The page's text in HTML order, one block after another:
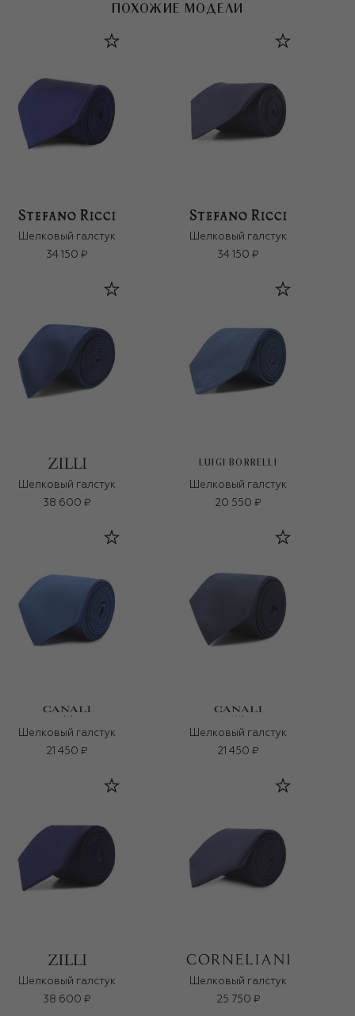
ПОХОЖИЕ МОДЕЛИ
Шелковый галстук
34 150 ₽
Шелковый галстук
34 150 ₽
Шелковый галстук
38 600 ₽
LUIGI BORRELLI
Шелковый галстук
20 550 ₽
Шелковый галстук
21 450 ₽
Шелковый галстук
21 450 ₽
Шелковый галстук
38 600 ₽
Шелковый галстук
25 750 ₽